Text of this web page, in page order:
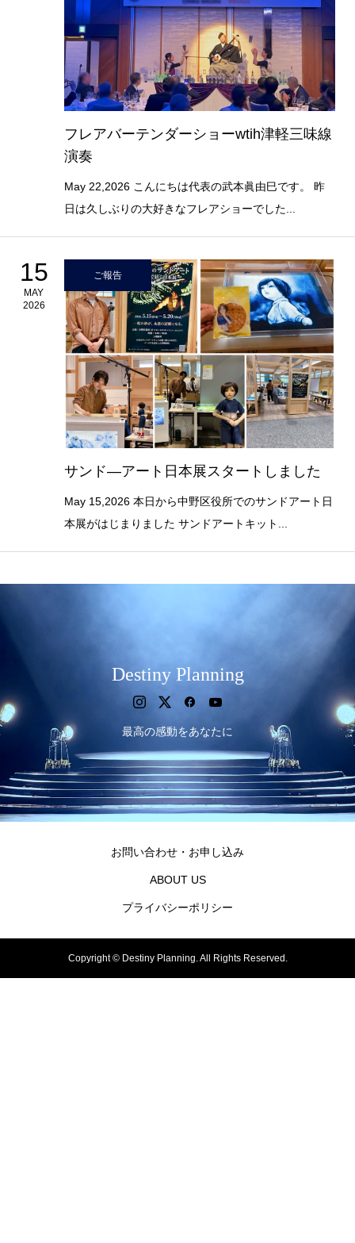
フレアバーテンダーショーwtih津軽三味線
演奏
May 22,2026 こんにちは代表の武本眞由巳です。 昨
日は久しぶりの大好きなフレアショーでした...
15
MAY
2026
ご報告
サンド―アート日本展スタートしました
May 15,2026 本日から中野区役所でのサンドアート日
本展がはじまりました サンドアートキット...
Destiny Planning
最高の感動をあなたに
お問い合わせ・お申し込み
ABOUT US
プライバシーポリシー
Copyright ©Destiny Planning. All Rights Reserved.